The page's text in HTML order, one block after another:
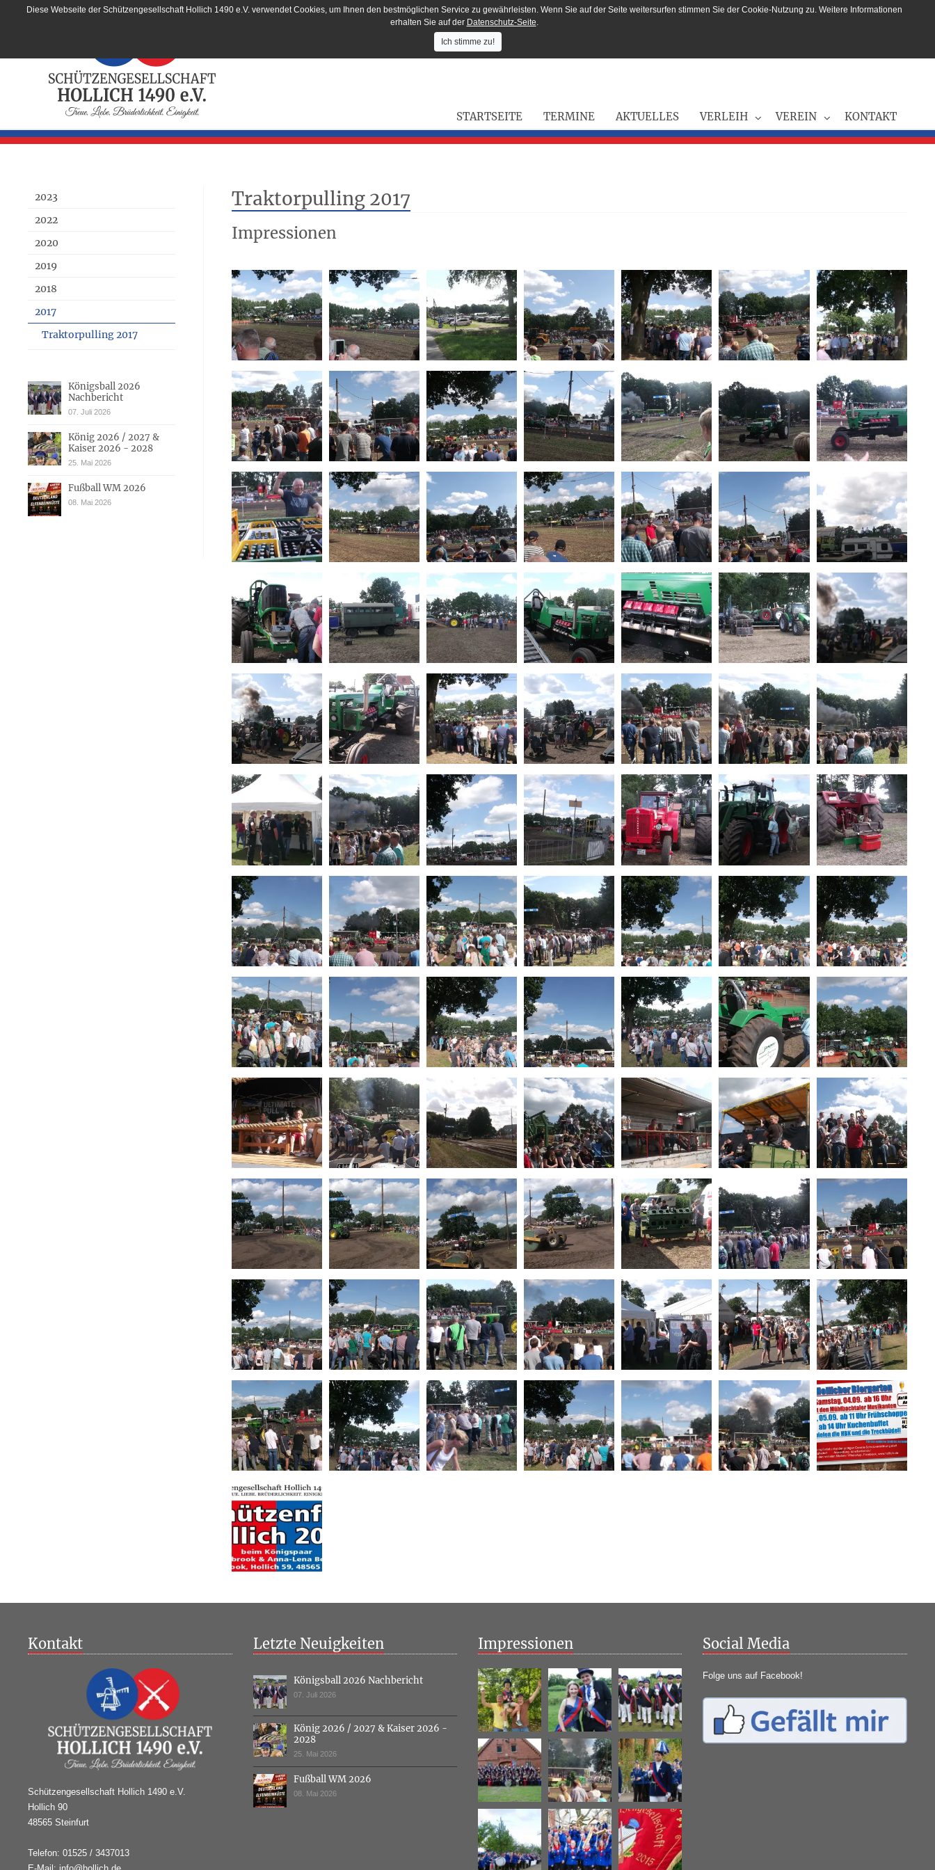
STARTSEITE TERMINE AKTUELLES VERLEIH VEREIN KONTAKT
Traktorpulling 2017
Impressionen
2023
2022
2020
2019
2018
2017
Traktorpulling 2017
Königsball 2026
Nachbericht
07. Juli 2026
König 2026 / 2027 &
Kaiser 2026 - 2028
25. Mai 2026
Fußball WM 2026
08. Mai 2026
Kontakt
Schützengesellschaft Hollich 1490 e.V.
Hollich 90
48565 Steinfurt
Telefon: 01525 / 3437013
Letzte Neuigkeiten
Königsball 2026 Nachbericht
07. Juli 2026
König 2026 / 2027 & Kaiser 2026 -
2028
25. Mai 2026
Fußball WM 2026
08. Mai 2026
Impressionen Social Media
Folge uns auf Facebook!
Diese Webseite der Schützengesellschaft Hollich 1490 e.V. verwendet Cookies, um Ihnen den bestmöglichen Service zu gewährleisten. Wenn Sie auf der Seite weitersurfen stimmen Sie der Cookie-Nutzung zu. Weitere Informationen
erhalten Sie auf der Datenschutz-Seite.
Ich stimme zu!